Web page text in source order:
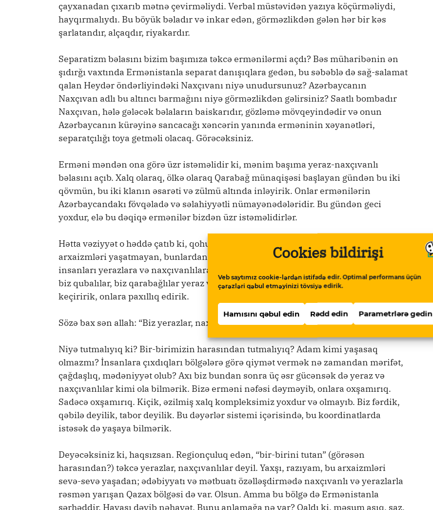
Cookies bildirişi
Veb saytımız cookie-lərdən istifadə edir. Optimal performans üçün
çərəzləri qəbul etməyinizi tövsiyə edirik.
Hamısını qəbul edin Rədd edin Parametrlərə gedin
çayxanadan çıxarıb mətnə çevirməliydi. Verbal müstəvidən yazıya köçürməliydi,
hayqırmalıydı. Bu böyük bəladır və inkar edən, görməzlikdən gələn hər bir kəs
şarlatandır, alçaqdır, riyakardır.
Separatizm bəlasını bizim başımıza təkcə ermənilərmi açdı? Bəs müharibənin ən
şıdırğı vaxtında Ermənistanla separat danışıqlara gedən, bu səbəblə də sağ-salamat
qalan Heydər öndərliyindəki Naxçıvanı niyə unudursunuz? Azərbaycanın
Naxçıvan adlı bu altıncı barmağını niyə görməzlikdən gəlirsiniz? Saatlı bombadır
Naxçıvan, hələ gələcək bəlaların baiskarıdır, gözləmə mövqeyindədir və onun
Azərbaycanın kürəyinə sancacağı xəncərin yanında erməninin xəyanətləri,
separatçılığı toya getməli olacaq. Görəcəksiniz.
Erməni məndən ona görə üzr istəməlidir ki, mənim başıma yeraz-naxçıvanlı
bəlasını açıb. Xalq olaraq, ölkə olaraq Qarabağ münaqişəsi başlayan gündən bu iki
qövmün, bu iki klanın əsarəti və zülmü altında inləyirik. Onlar ermənilərin
Azərbaycandakı fövqəladə və səlahiyyətli nümayənədələridir. Bu gündən geci
yoxdur, elə bu dəqiqə ermənilər bizdən üzr istəməlidirlər.
Hətta vəziyyət o həddə çatıb ki, qohumbazlıq, yerlibazlıq, regionçuluq kimi
arxaizmləri yaşatmayan, bunlardan uzaq olan bölgələrimiz və bu bölgələrin
insanları yerazlara və naxçıvanlılara həsəd aparırlar. Biz şirvanlılar, biz aranlılar,
biz qubalılar, biz qarabağlılar yeraz və naxçıvanlı kimi olmadığımıza görə kompleks
keçiririk, onlara paxıllıq edirik.
Sözə bax sən allah: “Biz yerazlar, naxçıvanlılar kimi bir-birimizi tuta bilmirik…”
Niyə tutmalıyıq ki? Bir-birimizin harasından tutmalıyıq? Adam kimi yaşasaq
olmazmı? İnsanlara çıxdıqları bölgələrə görə qiymət vermək nə zamandan mərifət,
çağdaşlıq, mədəniyyət olub? Axı biz bundan sonra üç əsr gücənsək də yeraz və
naxçıvanlılar kimi ola bilmərik. Bizə erməni nəfəsi dəyməyib, onlara oxşamırıq.
Sadəcə oxşamırıq. Kiçik, əzilmiş xalq kompleksimiz yoxdur və olmayıb. Biz fərdik,
qəbilə deyilik, tabor deyilik. Bu dəyərlər sistemi içərisində, bu koordinatlarda
istəsək də yaşaya bilmərik.
Deyəcəksiniz ki, haqsızsan. Regionçuluq edən, “bir-birini tutan” (görəsən
harasından?) təkcə yerazlar, naxçıvanlılar deyil. Yaxşı, razıyam, bu arxaizmləri
sevə-sevə yaşadan; ədəbiyyatı və mətbuatı özəlləşdirmədə naxçıvanlı və yerazlarla
rəsmən yarışan Qazax bölgəsi də var. Olsun. Amma bu bölgə də Ermənistanla
sərhəddir. Havası dəyib nəhayət. Bunu anlamağa nə var? Qaldı ki, məsum aşıq, saz,